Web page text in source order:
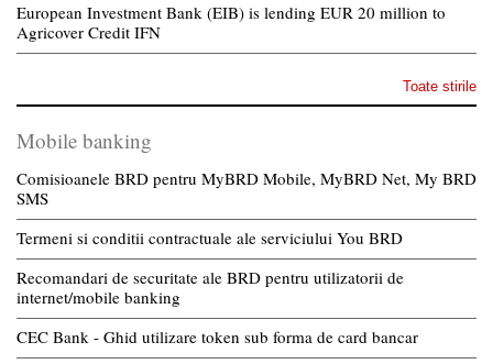
European Investment Bank (EIB) is lending EUR 20 million to
Agricover Credit IFN
Toate stirile
Mobile banking
Comisioanele BRD pentru MyBRD Mobile, MyBRD Net, My BRD
SMS
Termeni si conditii contractuale ale serviciului You BRD
Recomandari de securitate ale BRD pentru utilizatorii de
internet/mobile banking
CEC Bank - Ghid utilizare token sub forma de card bancar